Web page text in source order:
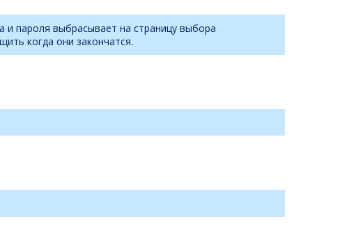
и пароля выбрасывает на страницу выбора
когда они закончатся.